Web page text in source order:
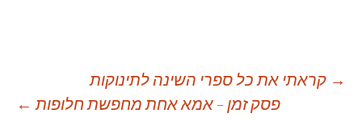
ונכתבים…
ניווט
→ קראתי את כל ספרי השינה לתינוקות
פסק זמן – אמא אחת מחפשת חלופות ←